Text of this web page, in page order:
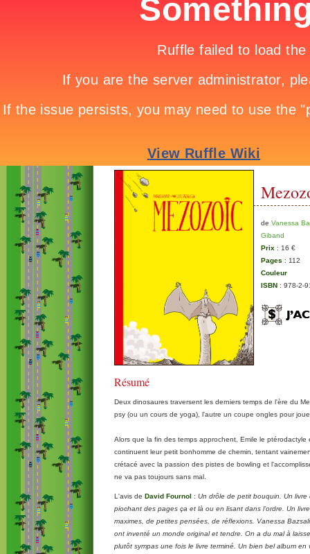
de Vanessa
Giband
Prix : 16 €
Pages : 112
Couleur
ISBN : 978-2-
Résumé
Deux dinosaures traversent les derniers temps de l'ère du
psy (ou un cours de yoga), l'autre un coupe ongles pour
Alors que la fin des temps approchent, Emile le ptérodactyle
continuent leur petit bonhomme de chemin, tentant
crétacé avec la passion des pistes de bowling et
ne va pas toujours sans mal.
L'avis de David Fournol : Un drôle de petit bouquin. Un livre
piochant des pages ça et là ou en lisant dans l’ordre. Un
maximes, de petites pensées, de réflexions. Vanessa
ont inventé un monde original et tendre. On a du mal à
plutôt sympas une fois le livre terminé. Un bien bel album en